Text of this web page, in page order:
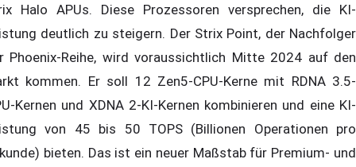
Halo APUs. Diese Prozessoren versprechen, die KI-
deutlich zu steigern. Der Strix Point, der Nachfolger
Phoenix-Reihe, wird voraussichtlich Mitte 2024 auf den
kommen. Er soll 12 Zen5-CPU-Kerne mit RDNA 3.5-
Kernen und XDNA 2-KI-Kernen kombinieren und eine KI-
von 45 bis 50 TOPS (Billionen Operationen pro
bieten. Das ist ein neuer Maßstab für Premium- und